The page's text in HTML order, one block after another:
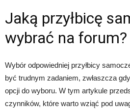
Jaką przyłbicę
wybrać na forum?
Wybór odpowiedniej przyłbicy
być trudnym zadaniem, zwłaszcza
opcji do wyboru. W tym artykule
czynników, które warto wziąć pod